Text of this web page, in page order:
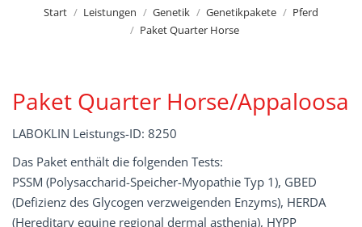
Sie befinden sich hier:
Start Leistungen Genetik Genetikpakete
Pferd
Paket Quarter Horse
Paket Quarter Horse/Appaloosa
LABOKLIN Leistungs-ID: 8250
Das Paket enthält die folgenden Tests:
PSSM (Polysaccharid-Speicher-Myopathie Typ 1), GBED
(Defizienz des Glycogen verzweigenden Enzyms), HERDA
(Hereditary equine regional dermal asthenia), HYPP